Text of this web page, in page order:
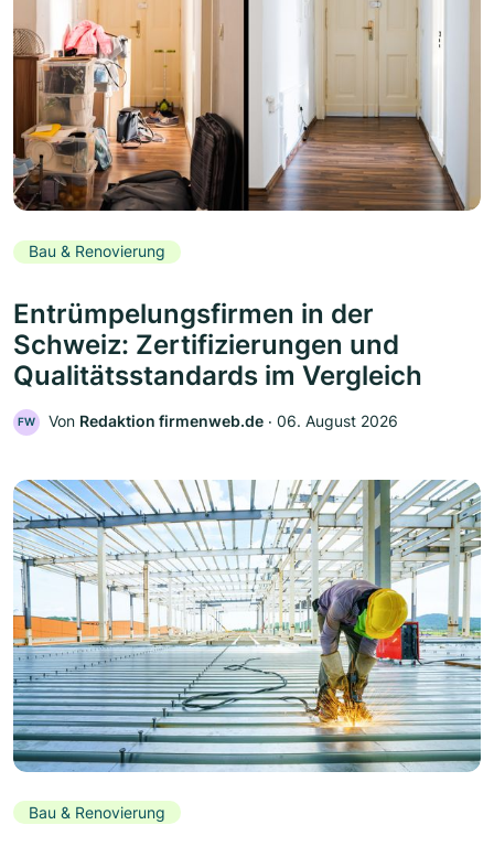
Bau & Renovierung
Entrümpelungsfirmen in der
Schweiz: Zertifizierungen und
Qualitätsstandards im Vergleich
FW Von Redaktion firmenweb.de ‧ 06. August 2026
Bau & Renovierung